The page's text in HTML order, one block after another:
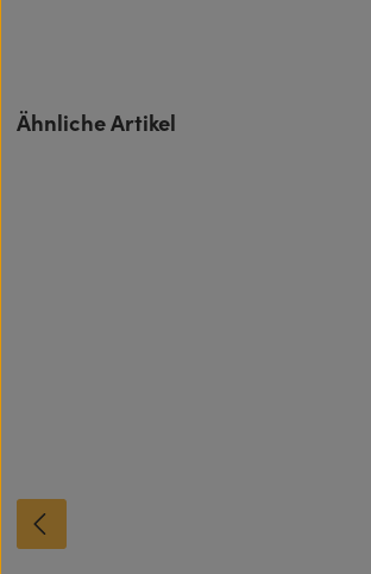
Produktgalerie überspringen
Ähnliche Artikel